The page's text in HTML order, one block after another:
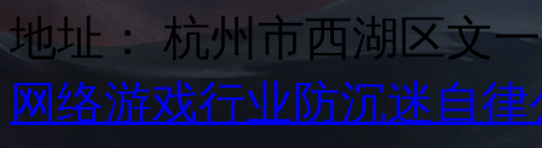
地址： 杭州市西湖区文
网络游戏行业防沉迷自律